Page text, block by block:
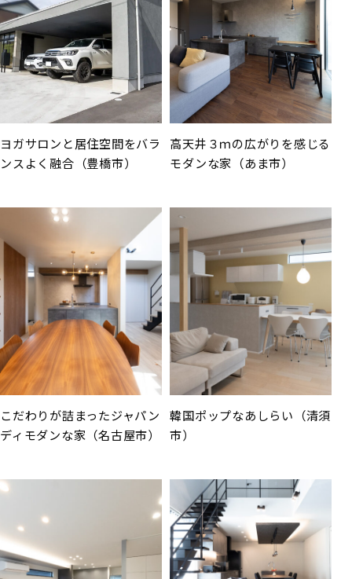
ヨガサロンと居住空間をバラ
ンスよく融合（豊橋市）
高天井３ｍの広がりを感じる
モダンな家（あま市）
こだわりが詰まったジャパン
ディモダンな家（名古屋市）
韓国ポップなあしらい（清須
市）